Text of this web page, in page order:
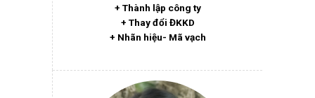
+ Thành lập công ty
+ Thay đổi ĐKKD
+ Nhãn hiệu- Mã vạch